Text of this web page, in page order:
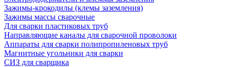
Зажимы-крокодилы (клемы заземления)
Зажимы массы сварочные
Для сварки пластиковых труб
Направляющие каналы для сварочной проволоки
Аппараты для сварки полипропиленовых труб
Магнитные угольники для сварки
СИЗ для сварщика